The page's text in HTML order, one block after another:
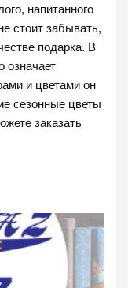
напитанного
стоит забывать,
подарка. В
означает
и цветами он
сезонные цветы
заказать